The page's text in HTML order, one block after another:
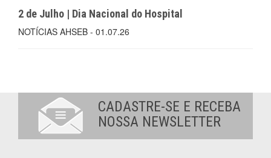
2 de Julho | Dia Nacional do Hospital
NOTÍCIAS AHSEB - 01.07.26
CADASTRE-SE E RECEBA
NOSSA NEWSLETTER